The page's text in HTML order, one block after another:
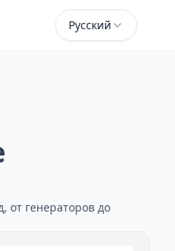
Русский
генераторов до